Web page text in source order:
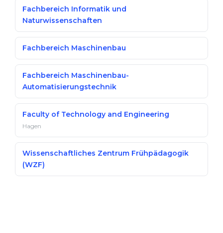
Fachbereich Informatik und
Naturwissenschaften
Fachbereich Maschinenbau
Fachbereich Maschinenbau-
Automatisierungstechnik
Faculty of Technology and Engineering
Hagen
Wissenschaftliches Zentrum Frühpädagogik
(WZF)